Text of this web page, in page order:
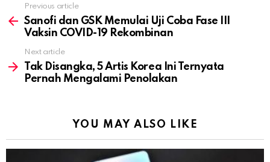
more
Previous article
Sanofi dan GSK Memulai Uji Coba Fase III
Vaksin COVID-19 Rekombinan
Next article
Tak Disangka, 5 Artis Korea Ini Ternyata
Pernah Mengalami Penolakan
YOU MAY ALSO LIKE